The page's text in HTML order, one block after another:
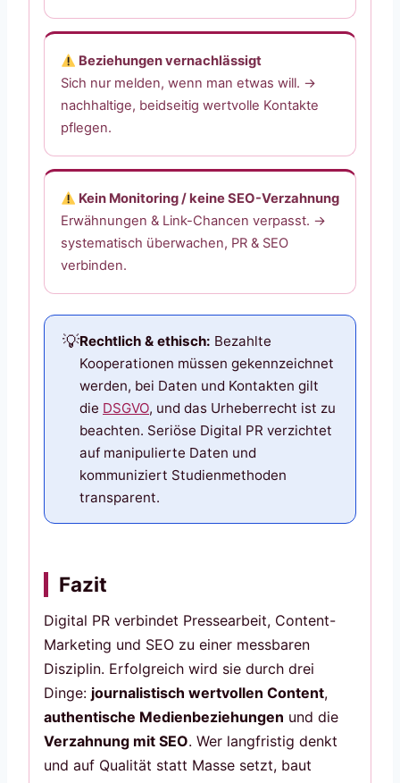
Beziehungen vernachlässigt
Sich nur melden, wenn man etwas will. →
nachhaltige, beidseitig wertvolle Kontakte
pflegen.
Kein Monitoring / keine SEO-Verzahnung
Erwähnungen & Link-Chancen verpasst. →
systematisch überwachen, PR & SEO
verbinden.
Rechtlich & ethisch: Bezahlte
Kooperationen müssen gekennzeichnet
werden, bei Daten und Kontakten gilt
die DSGVO, und das Urheberrecht ist zu
beachten. Seriöse Digital PR verzichtet
auf manipulierte Daten und
kommuniziert Studienmethoden
transparent.
Fazit
Digital PR verbindet Pressearbeit, Content-
Marketing und SEO zu einer messbaren
Disziplin. Erfolgreich wird sie durch drei
Dinge: journalistisch wertvollen Content,
authentische Medienbeziehungen und die
Verzahnung mit SEO. Wer langfristig denkt
und auf Qualität statt Masse setzt, baut